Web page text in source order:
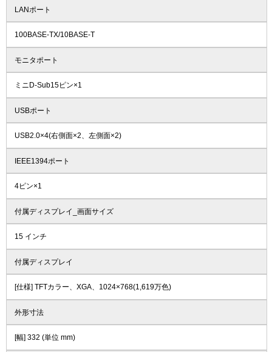
LANポート
100BASE-TX/10BASE-T
モニタポート
ミニD-Sub15ピン×1
USBポート
USB2.0×4(右側面×2、左側面×2)
IEEE1394ポート
4ピン×1
付属ディスプレイ_画面サイズ
15 インチ
付属ディスプレイ
[仕様] TFTカラー、XGA、1024×768(1,619万色)
外形寸法
[幅] 332 (単位 mm)